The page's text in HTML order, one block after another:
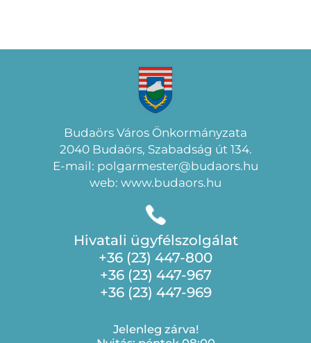
Budaörs Város Önkormányzata
2040 Budaörs, Szabadság út 134.
E-mail: polgarmester@budaors.hu
web: www.budaors.hu
Hivatali ügyfélszolgálat
+36 (23) 447-800
+36 (23) 447-967
+36 (23) 447-969
Jelenleg zárva!